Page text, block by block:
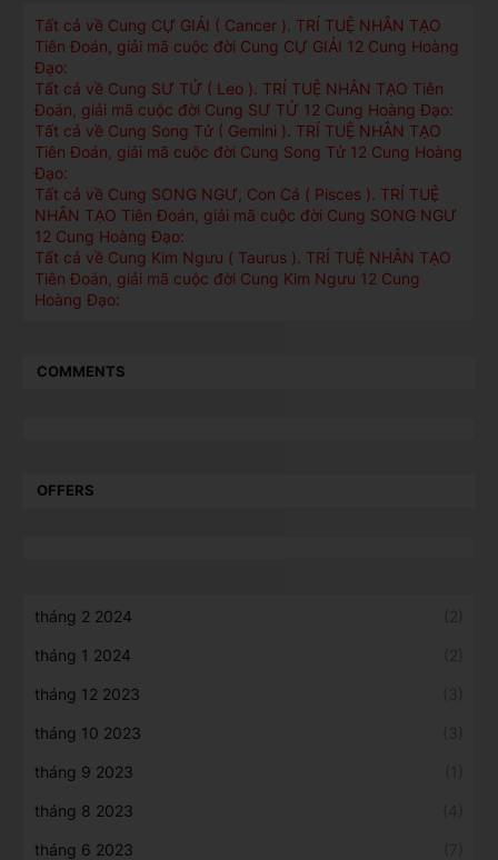
Tất cả về Cung CỰ GIẢI ( Cancer ). TRÍ TUỆ NHÂN TẠO
Tiên Đoán, giải mã cuộc đời Cung CỰ GIẢI 12 Cung Hoàng
Đạo:
Tất cả về Cung SƯ TỬ ( Leo ). TRÍ TUỆ NHÂN TẠO Tiên
Đoán, giải mã cuộc đời Cung SƯ TỬ 12 Cung Hoàng Đạo:
Tất cả về Cung Song Tử ( Gemini ). TRÍ TUỆ NHÂN TẠO
Tiên Đoán, giải mã cuộc đời Cung Song Tử 12 Cung Hoàng
Đạo:
Tất cả về Cung SONG NGƯ, Con Cá ( Pisces ). TRÍ TUỆ
NHÂN TẠO Tiên Đoán, giải mã cuộc đời Cung SONG NGƯ
12 Cung Hoàng Đạo:
Tất cả về Cung Kim Ngưu ( Taurus ). TRÍ TUỆ NHÂN TẠO
Tiên Đoán, giải mã cuộc đời Cung Kim Ngưu 12 Cung
Hoàng Đạo:
COMMENTS
OFFERS
tháng 2 2024
tháng 1 2024
tháng 12 2023
tháng 10 2023
tháng 9 2023
tháng 8 2023
tháng 6 2023